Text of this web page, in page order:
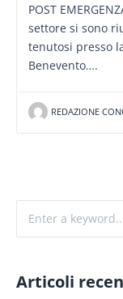
POST
settore si sono
tenutosi presso
Benevento….
REDAZIONE
Articoli